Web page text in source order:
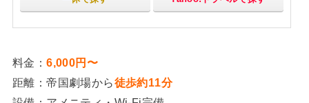
料金：6,000円〜
距離：帝国劇場から徒歩約11分